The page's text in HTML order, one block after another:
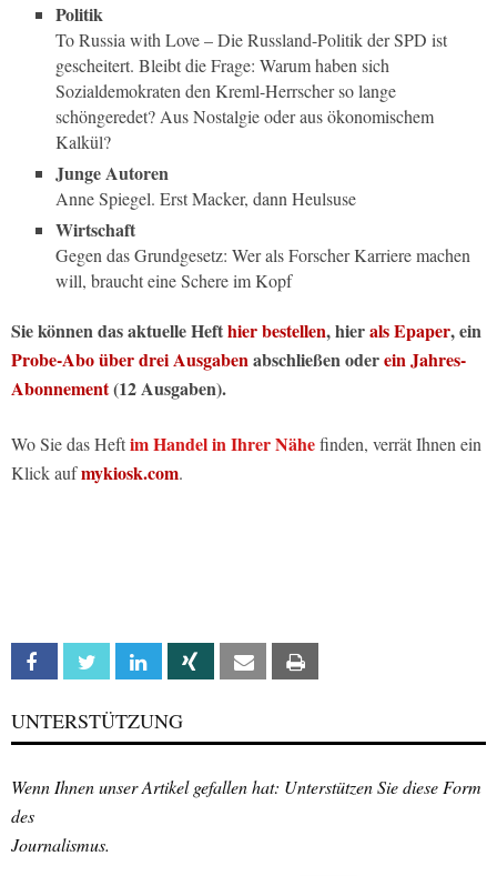
Politik
To Russia with Love – Die Russland-Politik der SPD ist
gescheitert. Bleibt die Frage: Warum haben sich
Sozialdemokraten den Kreml-Herrscher so lange
schöngeredet? Aus Nostalgie oder aus ökonomischem
Kalkül?
Junge Autoren
Anne Spiegel. Erst Macker, dann Heulsuse
Wirtschaft
Gegen das Grundgesetz: Wer als Forscher Karriere machen
will, braucht eine Schere im Kopf
Sie können das aktuelle Hefthier bestellen, hierals Epaper, ein
Probe-Abo über drei Ausgabenabschließen oderein Jahres-
Abonnement(12 Ausgaben).
Wo Sie das Heftim Handel in Ihrer Nähefinden, verrät Ihnen ein
Klick aufmykiosk.com.
Facebook Twitter Linkedin Xing Email
UNTERSTÜTZUNG
Wenn Ihnen unser Artikel gefallen hat: Unterstützen Sie diese Form
des
Journalismus.